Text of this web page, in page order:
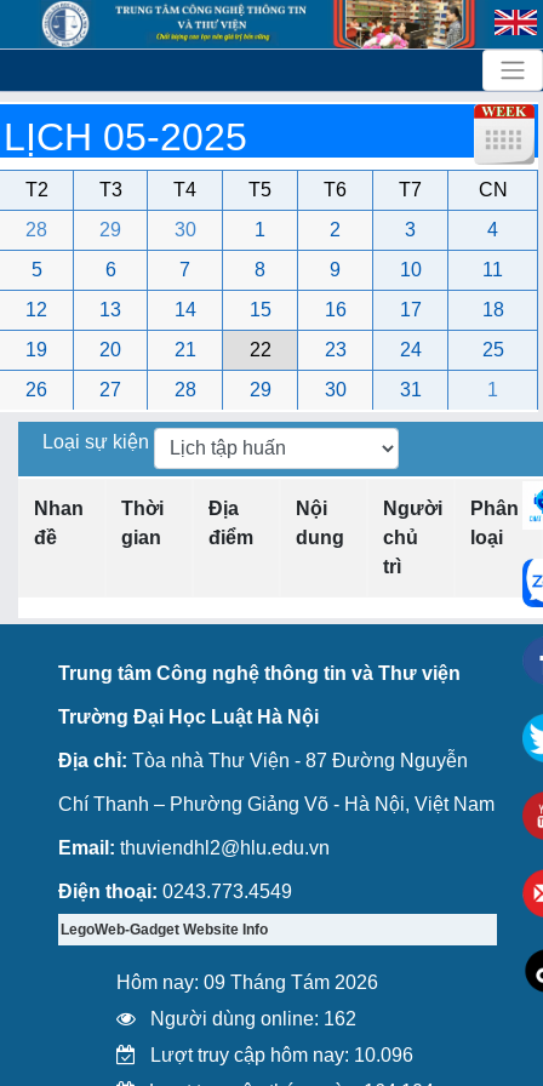
LỊCH 05-2025
T2 T3 T4 T5 T6 T7
CN
28
29 30 1 2 3
4
5
6 7 8 9 10
11
12
13 14 15 16 17
18
19
20 21 22 23 24
25
26
27 28 29 30 31 1
Loại sự kiện
Nhan
đề
Thời
gian
Địa
điểm
Nội
dung
Người
chủ
trì
Phân
loại
Trung tâm Công nghệ thông tin và Thư viện
Trường Đại Học Luật Hà Nội
Địa chỉ: Tòa nhà Thư Viện - 87 Đường Nguyễn
Chí Thanh – Phường Giảng Võ - Hà Nội, Việt Nam
Email: thuviendhl2@hlu.edu.vn
Điện thoại: 0243.773.4549
LegoWeb-Gadget Website Info
Hôm nay: 09 Tháng Tám 2026
Người dùng online: 162
Lượt truy cập hôm nay: 10.096